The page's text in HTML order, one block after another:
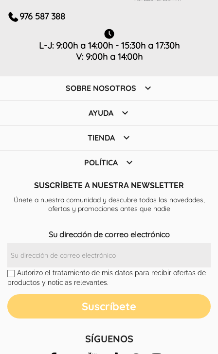
976 587 388
L-J: 9:00h a 14:00h - 15:30h a 17:30h
V: 9:00h a 14:00h
SOBRE NOSOTROS 
AYUDA 
TIENDA 
POLÍTICA 
SUSCRÍBETE A NUESTRA NEWSLETTER
Únete a nuestra comunidad y descubre todas las novedades,
ofertas y promociones antes que nadie
Su dirección de correo electrónico
Autorizo el tratamiento de mis datos para recibir ofertas de
productos y noticias relevantes.
SÍGUENOS